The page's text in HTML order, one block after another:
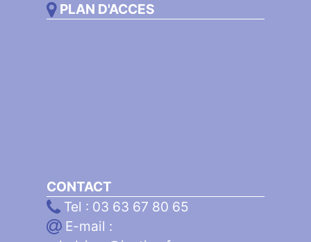
PLAN D'ACCES
CONTACT
Tel : 03 63 67 80 65
E-mail :